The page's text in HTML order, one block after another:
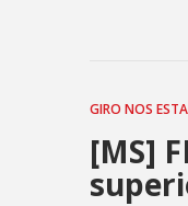
GIRO NOS
[MS]